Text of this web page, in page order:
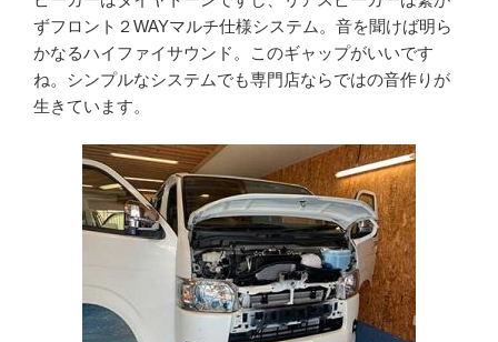
ずフロント２WAYマルチ仕様システム。音を聞けば明ら
かなるハイファイサウンド。このギャップがいいです
ね。シンプルなシステムでも専門店ならではの音作りが
生きています。